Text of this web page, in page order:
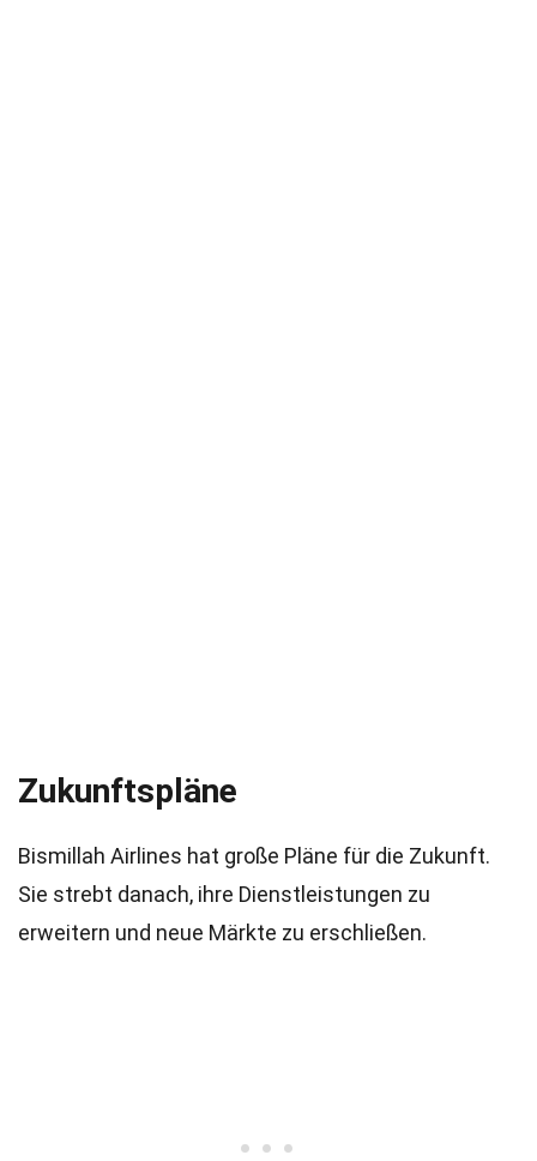
Zukunftspläne
Bismillah Airlines hat große Pläne für die Zukunft.
Sie strebt danach, ihre Dienstleistungen zu
erweitern und neue Märkte zu erschließen.